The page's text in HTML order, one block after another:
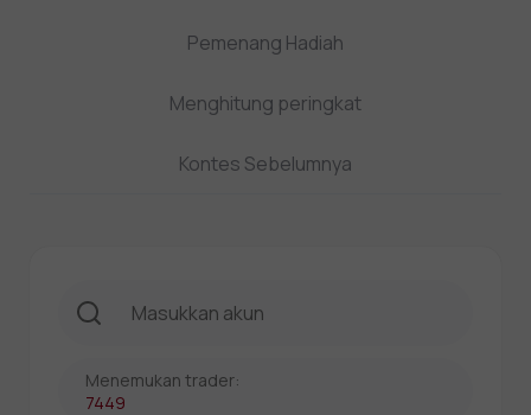
Pemenang Hadiah
Menghitung peringkat
Kontes Sebelumnya
Menemukan trader:
7449